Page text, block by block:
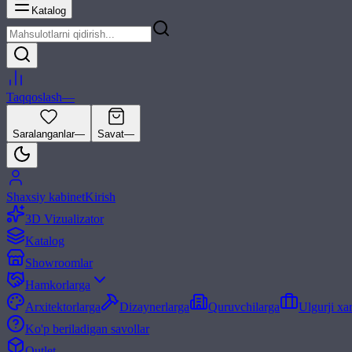
Katalog
Taqqoslash—
Saralanganlar— Savat—
Shaxsiy kabinetKirish
3D Vizualizator
Katalog
Showroomlar
Hamkorlarga
Arxitektorlarga
Dizaynerlarga Quruvchilarga
Ulgurji
Ko'p beriladigan savollar